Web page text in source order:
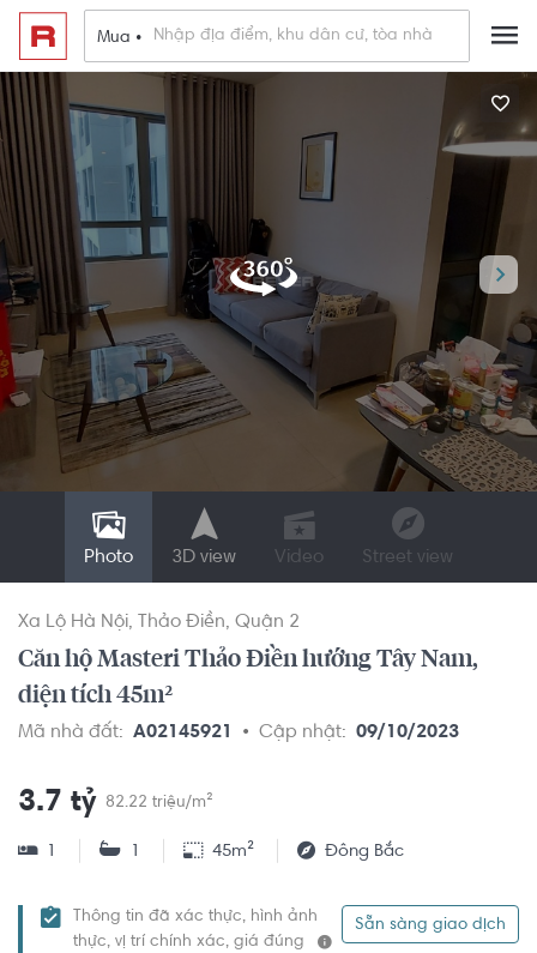
Mua •
Photo 3D view Video Street view
Xa Lộ Hà Nội Thảo Điền Quận 2
Căn hộ Masteri Thảo Điền hướng Tây Nam,
diện tích 45m²
Mã nhà đất: A02145921 Cập nhật: 09/10/2023
3.7 tỷ 82.22 triệu/m²
1 1 45m² Đông Bắc
Thông tin đã xác thực, hình ảnh
thực, vị trí chính xác, giá đúng
Sẵn sàng giao dịch